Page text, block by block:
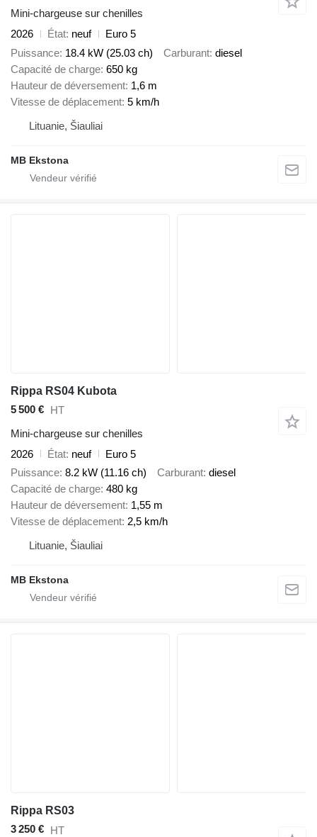
Mini-chargeuse sur chenilles
2026
État neuf
Euro 5
Puissance 18.4 kW (25.03 ch) Carburant diesel
Capacité de charge 650 kg
Hauteur de déversement 1,6 m
Vitesse de déplacement 5 km/h
Lituanie, Šiauliai
MB Ekstona
Rippa RS04 Kubota
5 500 € HT
Mini-chargeuse sur chenilles
2026
État neuf
Euro 5
Puissance 8.2 kW (11.16 ch) Carburant diesel
Capacité de charge 480 kg
Hauteur de déversement 1,55 m
Vitesse de déplacement 2,5 km/h
Lituanie, Šiauliai
MB Ekstona
Rippa RS03
3 250 € HT